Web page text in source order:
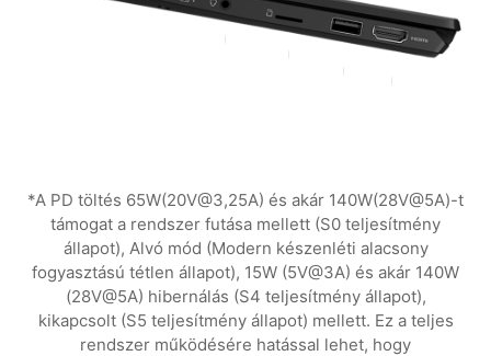
*A PD töltés 65W(20V@3,25A) és akár 140W(28V@5A)-t
támogat a rendszer futása mellett (S0 teljesítmény
állapot), Alvó mód (Modern készenléti alacsony
fogyasztású tétlen állapot), 15W (5V@3A) és akár 140W
(28V@5A) hibernálás (S4 teljesítmény állapot),
kikapcsolt (S5 teljesítmény állapot) mellett. Ez a teljes
rendszer működésére hatással lehet, hogy